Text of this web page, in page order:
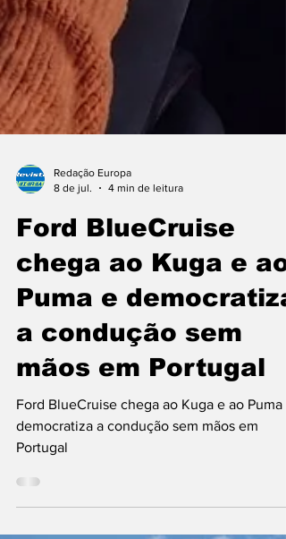
8 de jul.
4 min de leitura
Ford BlueCruise
chega ao Kuga e ao
Puma e democratiza
a condução sem
mãos em Portugal
Ford BlueCruise chega ao Kuga e ao Puma e